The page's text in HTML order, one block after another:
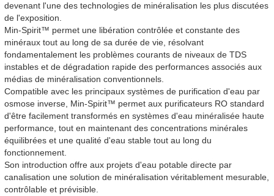
devenant l'une des technologies de minéralisation les plus discutées
de l'exposition.
Min-Spirit™ permet une libération contrôlée et constante des
minéraux tout au long de sa durée de vie, résolvant
fondamentalement les problèmes courants de niveaux de TDS
instables et de dégradation rapide des performances associés aux
médias de minéralisation conventionnels.
Compatible avec les principaux systèmes de purification d'eau par
osmose inverse, Min-Spirit™ permet aux purificateurs RO standard
d'être facilement transformés en systèmes d'eau minéralisée haute
performance, tout en maintenant des concentrations minérales
équilibrées et une qualité d'eau stable tout au long du
fonctionnement.
Son introduction offre aux projets d'eau potable directe par
canalisation une solution de minéralisation véritablement mesurable,
contrôlable et prévisible.